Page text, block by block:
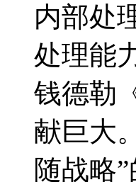
内部处
处理能
钱德勒
献巨大
随战略